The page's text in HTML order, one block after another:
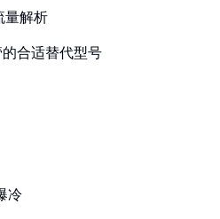
量解析
的合适替代型号
冷